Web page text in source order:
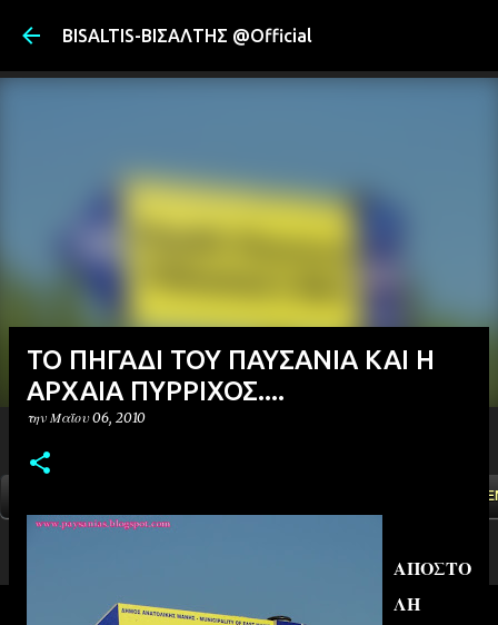
BISALTIS-ΒΙΣΑΛΤΗΣ @Official
ΤΟ ΠΗΓΑΔΙ ΤΟΥ ΠΑΥΣΑΝΙΑ ΚΑΙ Η
ΑΡΧΑΙΑ ΠΥΡΡΙΧΟΣ....
την Μαΐου 06, 2010
ΑΠΟΣΤΟ
ΛΗ